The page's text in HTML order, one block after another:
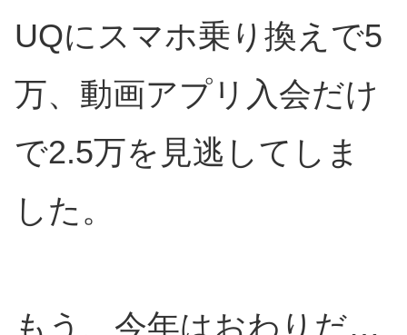
UQにスマホ乗り換えで5
万、動画アプリ入会だけ
で2.5万を見逃してしま
した。
もう、今年はおわりだ…